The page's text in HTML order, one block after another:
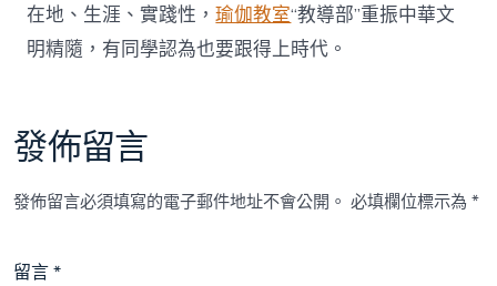
在地、生涯、實踐性，瑜伽教室“教導部”重振中華文
明精隨，有同學認為也要跟得上時代。
發佈留言
發佈留言必須填寫的電子郵件地址不會公開。 必填欄位標示為*
留言*